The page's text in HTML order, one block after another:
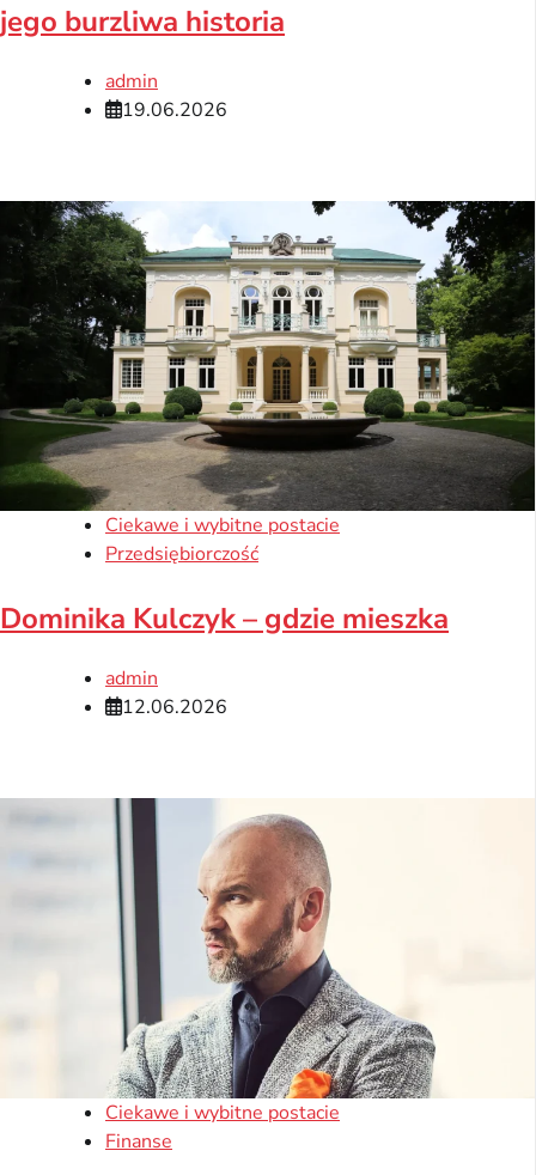
jego burzliwa historia
admin
19.06.2026
Ciekawe i wybitne postacie
Przedsiębiorczość
Dominika Kulczyk – gdzie mieszka
admin
12.06.2026
Ciekawe i wybitne postacie
Finanse